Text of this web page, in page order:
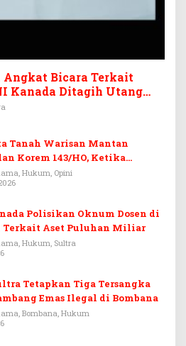
Angkat Bicara Terkait
Kanada Ditagih Utang
Tanah Warisan Mantan
Korem 143/HO, Ketika
Arena Pemerasan
Hukum, Opini
Polisikan Oknum Dosen di
Terkait Aset Puluhan Miliar
Hukum, Sultra
Tetapkan Tiga Tersangka
Emas Ilegal di Bombana
Bombana, Hukum